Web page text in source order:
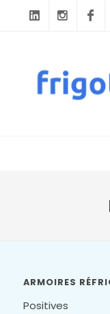
Linkedin
ARMOIRES
Positives